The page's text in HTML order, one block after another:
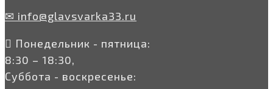
✉ info@glavsvarka33.ru
Понедельник - пятница:
8:30 – 18:30,
Суббота - воскресенье: